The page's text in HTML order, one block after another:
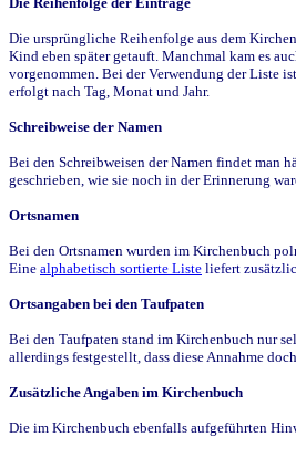
Die ursprüngliche Reihenfolge aus dem
Kind eben später getauft. Manchmal kam es
vorgenommen. Bei der Verwendung der Liste
erfolgt nach Tag, Monat und Jahr.
Schreibweise der Namen
Bei den Schreibweisen der Namen findet man
geschrieben, wie sie noch in der Erinnerung
Ortsnamen
Bei den Ortsnamen wurden im Kirchenbuch
Eine alphabetisch sortierte Liste liefert
Ortsangaben bei den Taufpaten
Bei den Taufpaten stand im Kirchenbuch nur
allerdings festgestellt, dass diese Annahme
Zusätzliche Angaben im Kirchenbuch
Die im Kirchenbuch ebenfalls aufgeführten